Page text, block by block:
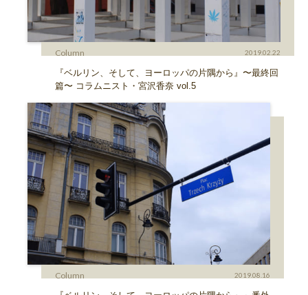
Column 2019.02.22
『ベルリン、そして、ヨーロッパの片隅から』〜最終回
篇〜 コラムニスト・宮沢香奈 vol.5
Column 2019.08.16